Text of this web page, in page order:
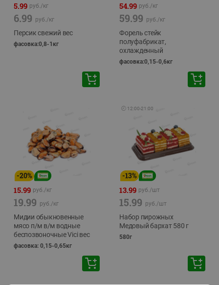
5.99 руб./кг
6.99 руб./кг
Персик свежий вес
фасовка:0,8-1кг
54.99 руб./кг
59.99 руб./кг
Форель стейк
полуфабрикат,
охлажденный
фасовка:0,15-0,6кг
-20%
15.99 руб./кг
19.99 руб./кг
Мидии обыкновенные
мясо п/м в/м водные
беспозвоночные Vici вес
фасовка: 0,15-0,65кг
🕘 12:00-21:00
-13%
13.99 руб./шт
15.99 руб./шт
Набор пирожных
Медовый бархат 580 г
580г